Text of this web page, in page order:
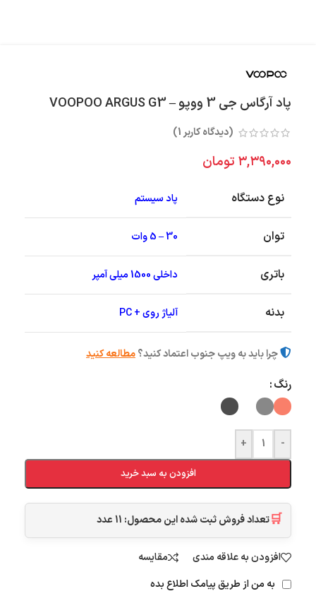
پاد آرگاس جی 3 ووپو – VOOPOO ARGUS G3
(دیدگاه کاربر1
)
۳,۳۹۰,۰۰۰ تومان
نوع دستگاه پاد سیستم
توان 30 – 5 وات
باتری داخلی 1500 میلی آمپر
بدنه آلیاژ روی + PC
چرا باید به ویپ جنوب اعتماد کنید؟مطالعه کنید
رنگ
-
+
افزودن به سبد خرید
🛒تعداد فروش ثبت شده این محصول: 11عدد
افزودن به علاقه مندی
مقایسه
به من از طریق پیامک اطلاع بده